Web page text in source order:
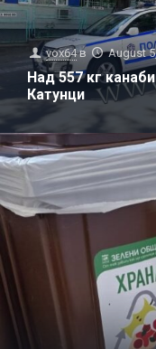
vox64 в August
Над 557 кг
Катунци